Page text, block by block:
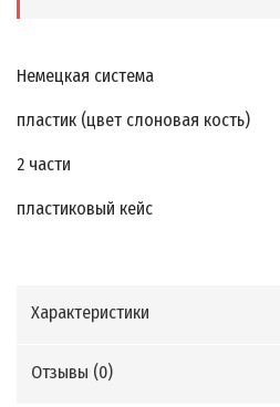
Немецкая система
пластик (цвет слоновая кость)
2 части
пластиковый кейс
Характеристики
Отзывы (0)